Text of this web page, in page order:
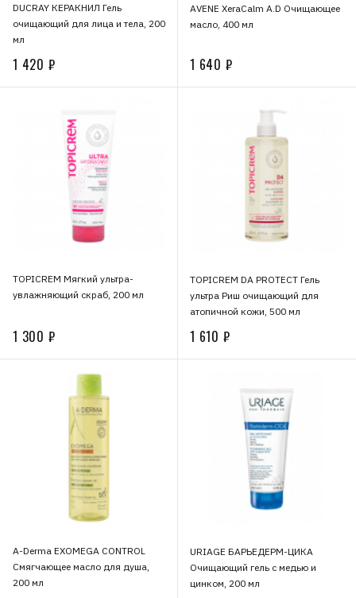
DUCRAY КЕРАКНИЛ Гель
очищающий для лица и тела, 200
мл
1 420 ₽
AVENE XeraCalm A.D Очищающее
масло, 400 мл
1 640 ₽
TOPICREM Мягкий ультра-
увлажняющий скраб, 200 мл
1 300 ₽
TOPICREM DA PROTECT Гель
ультра Риш очищающий для
атопичной кожи, 500 мл
1 610 ₽
A-Derma EXOMEGA CONTROL
Смягчающее масло для душа,
200 мл
URIAGE БАРЬЕДЕРМ-ЦИКА
Очищающий гель с медью и
цинком, 200 мл